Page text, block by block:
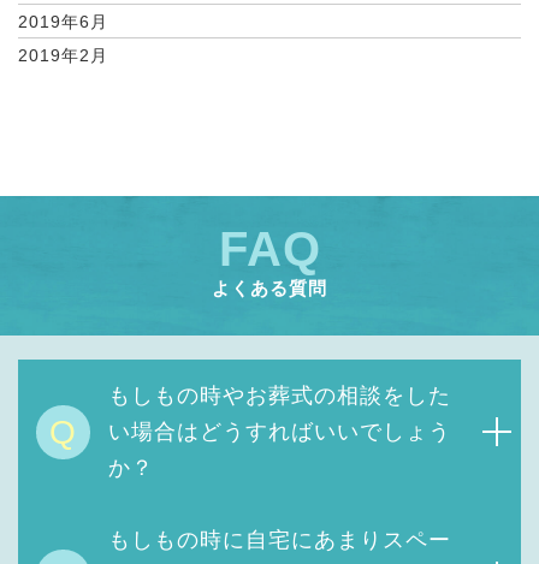
2019年6月
2019年2月
FAQ
よくある質問
Q
もしもの時やお葬式の相談をした
い場合はどうすればいいでしょう
か？
もしもの時に自宅にあまりスペー